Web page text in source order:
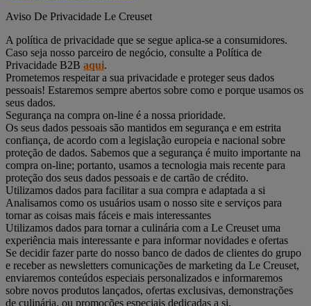
Aviso De Privacidade Le Creuset
A política de privacidade que se segue aplica-se a consumidores.
Caso seja nosso parceiro de negócio, consulte a Política de
Privacidade B2B aqui.
Prometemos respeitar a sua privacidade e proteger seus dados
pessoais! Estaremos sempre abertos sobre como e porque usamos os
seus dados.
Segurança na compra on-line é a nossa prioridade.
Os seus dados pessoais são mantidos em segurança e em estrita
confiança, de acordo com a legislação europeia e nacional sobre
proteção de dados. Sabemos que a segurança é muito importante na
compra on-line; portanto, usamos a tecnologia mais recente para
proteção dos seus dados pessoais e de cartão de crédito.
Utilizamos dados para facilitar a sua compra e adaptada a si
Analisamos como os usuários usam o nosso site e serviços para
tornar as coisas mais fáceis e mais interessantes
Utilizamos dados para tornar a culinária com a Le Creuset uma
experiência mais interessante e para informar novidades e ofertas
Se decidir fazer parte do nosso banco de dados de clientes do grupo
e receber as newsletters comunicações de marketing da Le Creuset,
enviaremos conteúdos especiais personalizados e informaremos
sobre novos produtos lançados, ofertas exclusivas, demonstrações
de culinária, ou promoções especiais dedicadas a si.